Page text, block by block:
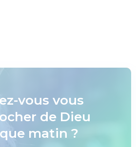
vous vous
de Dieu
matin ?